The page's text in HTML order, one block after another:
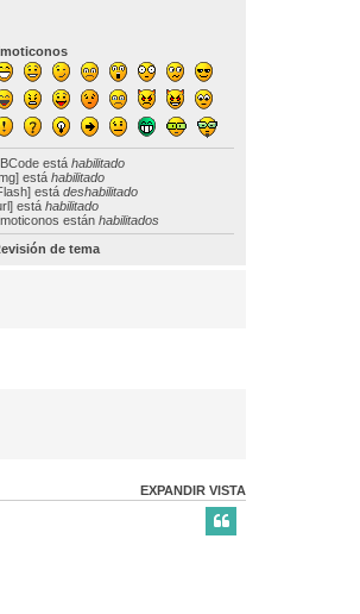
estáhabilitado
estáhabilitado
estádeshabilitado
estáhabilitado
estánhabilitados
de tema
EXPANDIR VISTA